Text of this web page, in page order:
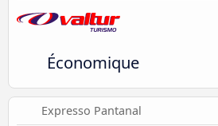
Économique
Expresso Pantanal